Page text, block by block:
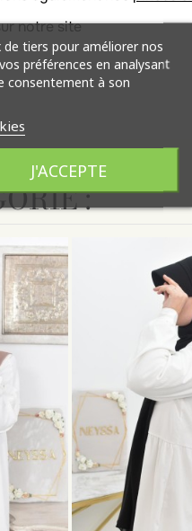
notre site
:
tiers pour améliorer nos
préférences en analysant
consentement à son
J'ACCEPTE